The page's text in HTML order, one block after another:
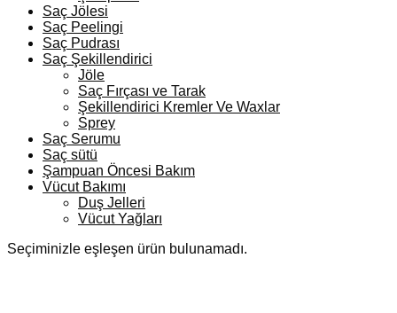
Saç Jölesi
Saç Peelingi
Saç Pudrası
Saç Şekillendirici
Jöle
Saç Fırçası ve Tarak
Şekillendirici Kremler Ve Waxlar
Sprey
Saç Serumu
Saç sütü
Şampuan Öncesi Bakım
Vücut Bakımı
Duş Jelleri
Vücut Yağları
Seçiminizle eşleşen ürün bulunamadı.